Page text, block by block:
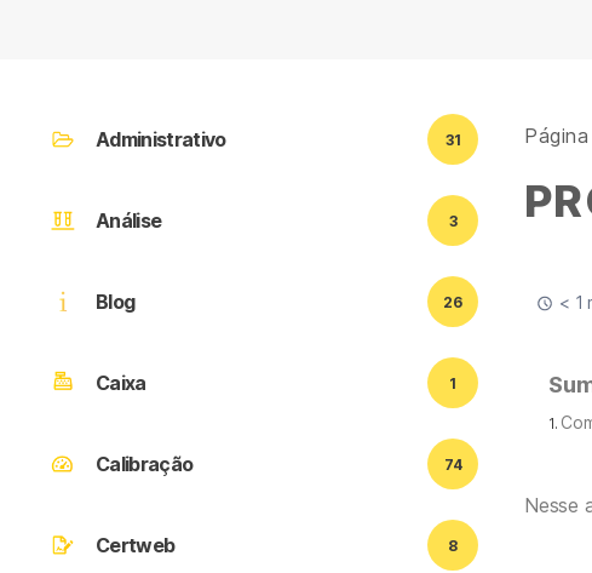
Administrativo 31
Análise 3
Blog 26
Caixa 1
Calibração 74
Certweb 8
< 1
Nesse